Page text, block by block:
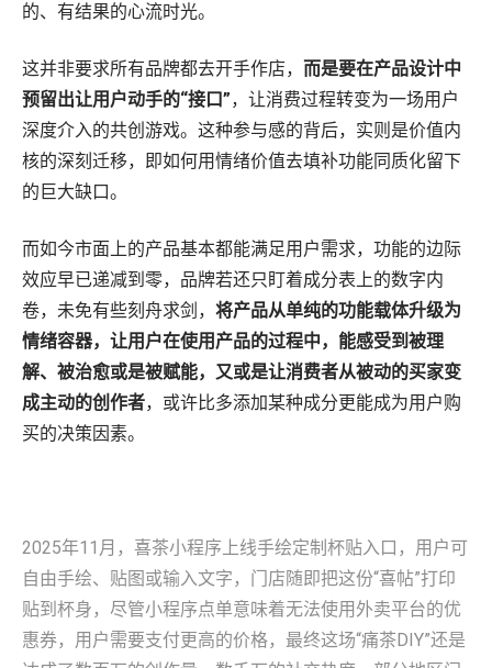
的、有结果的心流时光。
这并非要求所有品牌都去开手作店， 而是要在产品设计中
预留出让用户动手的“接口”，让消费过程转变为一场用户
深度介入的共创游戏。这种参与感的背后，实则是价值内
核的深刻迁移，即如何用情绪价值去填补功能同质化留下
的巨大缺口。
而如今市面上的产品基本都能满足用户需求，功能的边际
效应早已递减到零，品牌若还只盯着成分表上的数字内
卷，未免有些刻舟求剑， 将产品从单纯的功能载体升级为
情绪容器，让用户在使用产品的过程中，能感受到被理
解、被治愈或是被赋能，又或是让消费者从被动的买家变
成主动的创作者，或许比多添加某种成分更能成为用户购
买的决策因素。
2025年11月，喜茶小程序上线手绘定制杯贴入口，用户可
自由手绘、贴图或输入文字，门店随即把这份“喜帖”打印
贴到杯身，尽管小程序点单意味着无法使用外卖平台的优
惠券，用户需要支付更高的价格，最终这场“痛茶DIY”还是